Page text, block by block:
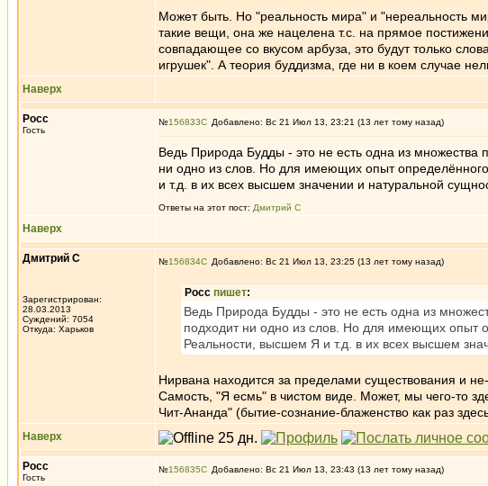
Может быть. Но "реальность мира" и "нереальность
такие вещи, она же нацелена т.с. на прямое
совпадающее со вкусом арбуза, это будут только
игрушек". А теория буддизма, где ни в коем случае
Наверх
Росс
Гость
№156833 Добавлено: Вс 21 Июл 13, 23:21 (13 лет тому назад)
Ведь Природа Будды - это не есть одна из множества
ни одно из слов. Но для имеющих опыт
и т.д. в их всех высшем значении и натуральной
Ответы на этот пост: Дмитрий С
Наверх
Дмитрий С
Зарегистрирован:
28.03.2013
Суждений: 7054
Откуда: Харьков
№156834 Добавлено: Вс 21 Июл 13, 23:25 (13 лет тому назад)
Росс пишет:
Ведь Природа Будды - это не есть одна из
подходит ни одно из слов. Но для имеющих опыт
Реальности, высшем Я и т.д. в их всех высшем
Нирвана находится за пределами существования и
Самость, "Я есмь" в чистом виде. Может, мы чего-то
Чит-Ананда" (бытие-сознание-блаженство как раз
Наверх
Росс
Гость
№156835 Добавлено: Вс 21 Июл 13, 23:43 (13 лет тому назад)